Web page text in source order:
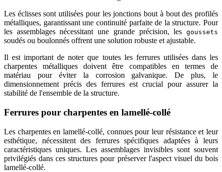
Les éclisses sont utilisées pour les jonctions bout à bout des profilés
métalliques, garantissant une continuité parfaite de la structure. Pour
les assemblages nécessitant une grande précision, les goussets
soudés ou boulonnés offrent une solution robuste et ajustable.
Il est important de noter que toutes les ferrures utilisées dans les
charpentes métalliques doivent être compatibles en termes de
matériau pour éviter la corrosion galvanique. De plus, le
dimensionnement précis des ferrures est crucial pour assurer la
stabilité de l'ensemble de la structure.
Ferrures pour charpentes en lamellé-collé
Les charpentes en lamellé-collé, connues pour leur résistance et leur
esthétique, nécessitent des ferrures spécifiques adaptées à leurs
caractéristiques uniques. Les assemblages invisibles sont souvent
privilégiés dans ces structures pour préserver l'aspect visuel du bois
lamellé-collé.